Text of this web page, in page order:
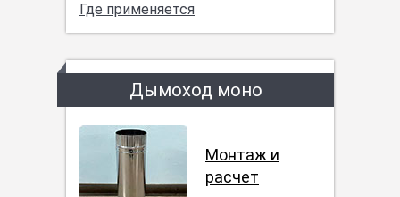
Где применяется
Дымоход моно
Монтаж и
расчет